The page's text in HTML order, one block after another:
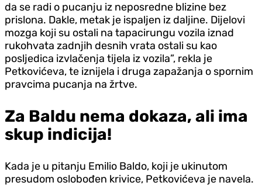
da se radi o pucanju iz neposredne blizine bez
prislona. Dakle, metak je ispaljen iz daljine. Dijelovi
mozga koji su ostali na tapacirungu vozila iznad
rukohvata zadnjih desnih vrata ostali su kao
posljedica izvlačenja tijela iz vozila”, rekla je
Petkovićeva, te iznijela i druga zapažanja o spornim
pravcima pucanja na žrtve.
Za Baldu nema dokaza, ali ima
skup indicija!
Kada je u pitanju Emilio Baldo, koji je ukinutom
presudom oslobođen krivice, Petkovićeva je navela.